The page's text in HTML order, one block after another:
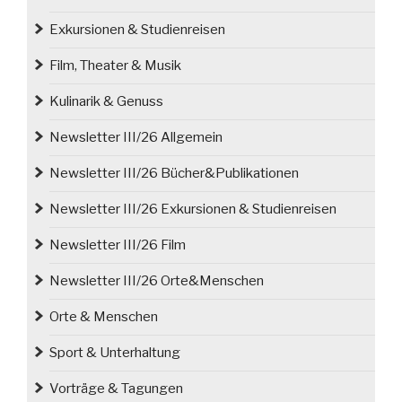
Zielona
(Grünberg)
Görlitz“
Exkursionen & Studienreisen
Film, Theater & Musik
Kulinarik & Genuss
Newsletter III/26 Allgemein
Newsletter III/26 Bücher&Publikationen
Newsletter III/26 Exkursionen & Studienreisen
Newsletter III/26 Film
Newsletter III/26 Orte&Menschen
Orte & Menschen
Sport & Unterhaltung
Vorträge & Tagungen